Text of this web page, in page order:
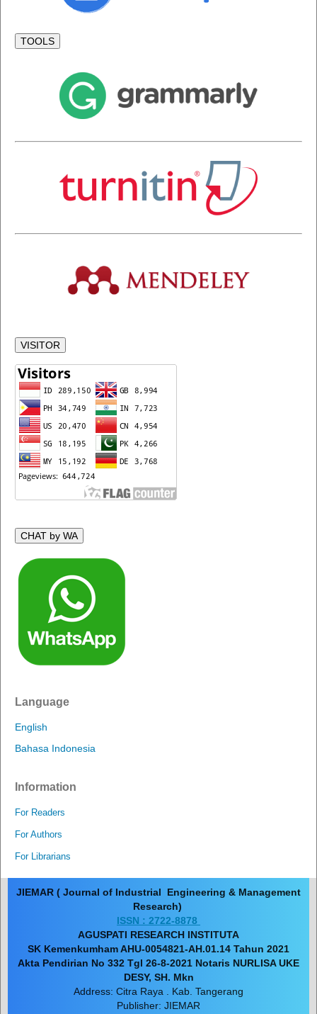
TOOLS
VISITOR
CHAT by WA
Language
English
Bahasa Indonesia
Information
For Readers
For Authors
For Librarians
JIEMAR ( Journal of Industrial Engineering & Management
Research)
ISSN : 2722-8878
AGUSPATI RESEARCH INSTITUTA
SK Kemenkumham AHU-0054821-AH.01.14 Tahun 2021
Akta Pendirian No 332 Tgl 26-8-2021 Notaris NURLISA UKE
DESY, SH. Mkn
Address: Citra Raya . Kab. Tangerang
Publisher: JIEMAR